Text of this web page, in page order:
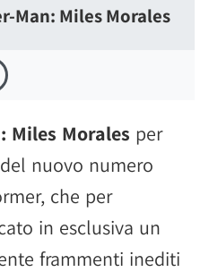
Man: Miles Morales
Miles Morales per
nuovo numero
che per
in esclusiva un
frammenti inediti